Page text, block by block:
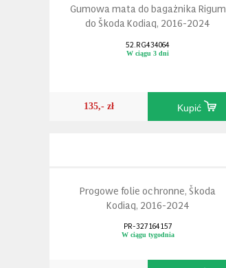
Gumowa mata do bagażnika Rigum
do Škoda Kodiaq, 2016-2024
52.RG434064
W ciągu 3 dni
135,- zł Kupić
Progowe folie ochronne, Škoda
Kodiaq, 2016-2024
PR-327164157
W ciągu tygodnia